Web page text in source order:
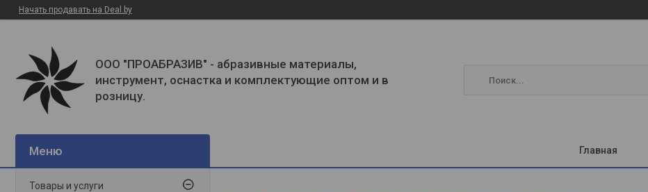
Начать продавать на Deal.by
ООО "ПРОАБРАЗИВ" - абразивные материалы,
инструмент, оснастка и комплектующие оптом и в
розницу.
Главная
Товары и услуги